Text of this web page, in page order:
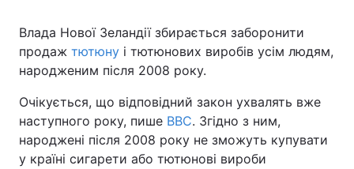
Україна Політика
Світ
Спорт Наука
Влада Нової Зеландії збирається заборонити
продаж тютюну і тютюнових виробів усім людям,
народженим після 2008 року.
Очікується, що відповідний закон ухвалять вже
наступного року, пише BBC. Згідно з ним,
народжені після 2008 року не зможуть купувати
у країні сигарети або тютюнові вироби